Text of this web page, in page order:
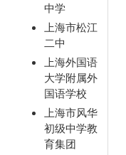
中学
上海市松江
二中
上海外国语
大学附属外
国语学校
上海市风华
初级中学教
育集团